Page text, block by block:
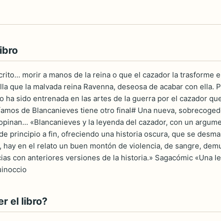
morir a manos de la reina o que el cazador la trasforme
que la malvada reina Ravenna, deseosa de acabar con
ha sido entrenada en las artes de la guerra por el cazador
de Blancanieves tiene otro final# Una nueva,
«Blancanieves y la leyenda del cazador, con un
principio a fin, ofreciendo una historia oscura, que se
en el relato un buen montón de violencia, de sangre,
con anteriores versiones de la historia.» Sagacómic «Una
el libro?